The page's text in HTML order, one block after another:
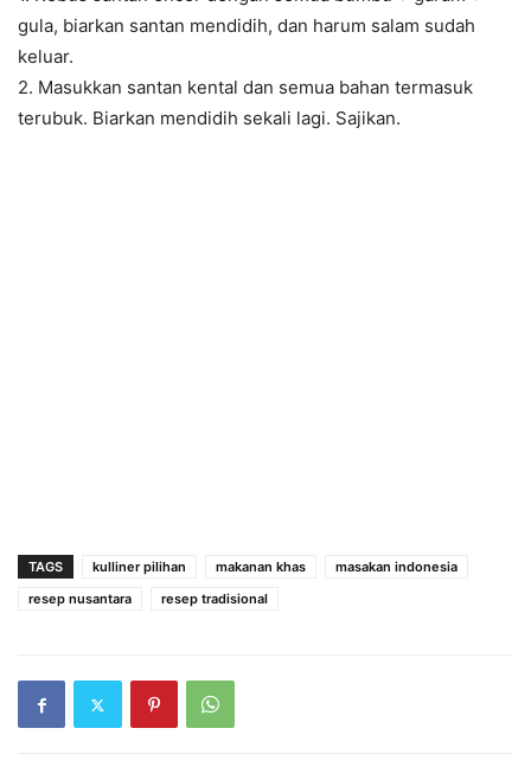
gula, biarkan santan mendidih, dan harum salam sudah
keluar.
2. Masukkan santan kental dan semua bahan termasuk
terubuk. Biarkan mendidih sekali lagi. Sajikan.
TAGS kulliner pilihan makanan khas
masakan indonesia
resep nusantara
resep tradisional